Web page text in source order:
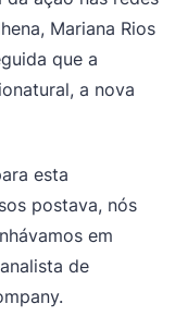
Mariana Rios
que a
a nova
esta
postava, nós
em
de